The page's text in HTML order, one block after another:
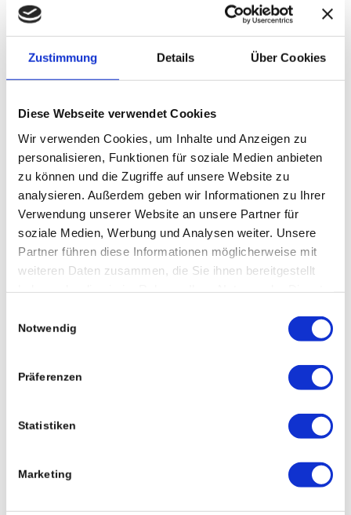
Zustimmung Details Über Cookies
Diese Webseite verwendet Cookies
Wir verwenden Cookies, um Inhalte und Anzeigen zu
personalisieren, Funktionen für soziale Medien anbieten
zu können und die Zugriffe auf unsere Website zu
analysieren. Außerdem geben wir Informationen zu Ihrer
Verwendung unserer Website an unsere Partner für
soziale Medien, Werbung und Analysen weiter. Unsere
Partner führen diese Informationen möglicherweise mit
weiteren Daten zusammen, die Sie ihnen bereitgestellt
Notwendig
Präferenzen
Statistiken
Marketing
Kostenrechnung
Betriebswirtschaftliche
Auswertung
Betriebswirtschaftliche Kurzberichte
Steuervoranmeldung
Lohnbuchhaltung
Regelmäßige Lohn- und
Erstellen von Überweisungsträgern
Krankenkassenanmeldungen